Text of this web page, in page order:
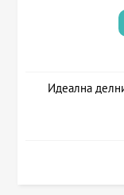
Идеална